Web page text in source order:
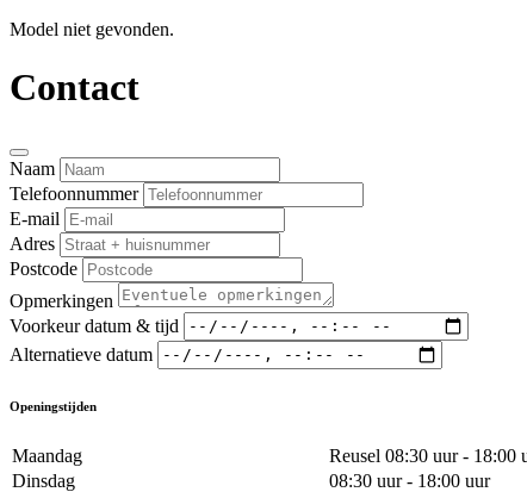
Model niet gevonden.
Contact
Naam
Telefoonnummer
E-mail
Adres
Postcode
Opmerkingen
Voorkeur datum & tijd
Alternatieve datum
Openingstijden
Maandag
Reusel 08:30 uur - 18:00
Dinsdag
08:30 uur - 18:00 uur